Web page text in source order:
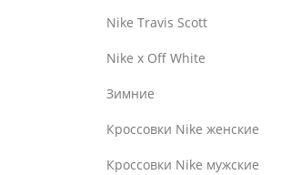
Nike Travis Scott
Nike x Off White
Зимние
Кроссовки Nike женские
Кроссовки Nike мужские